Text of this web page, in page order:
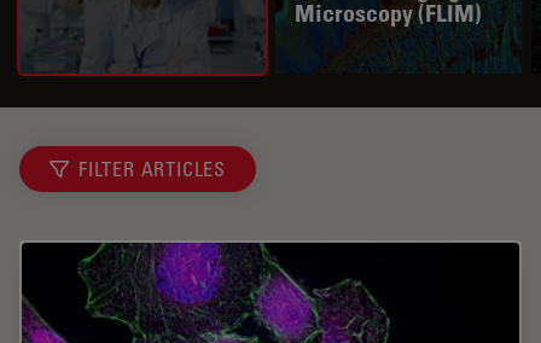
Microscopy (FLIM)
FILTER ARTICLES